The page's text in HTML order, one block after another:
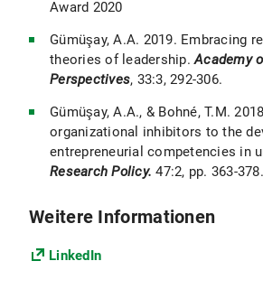
Award 2020
Gümüşay, A.A. 2019. Embracing
theories of leadership.Academy
Perspectives, 33:3, 292-306.
Gümüşay, A.A., & Bohné, T.M.
organizational inhibitors to the
entrepreneurial competencies in
Research Policy.47:2, pp. 363-378.
Weitere Informationen
LinkedIn